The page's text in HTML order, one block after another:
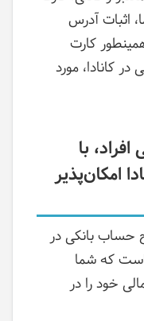
اثبات آدرس
کارت
کانادا، مورد
با
امکان‌پذیر
حساب بانکی در
است که شما
خود را در